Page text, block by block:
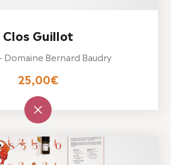
Clos Guillot
Domaine Bernard Baudry
25,00€